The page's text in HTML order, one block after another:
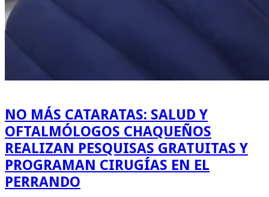
NO MÁS CATARATAS: SALUD Y
OFTALMÓLOGOS CHAQUEÑOS
REALIZAN PESQUISAS GRATUITAS Y
PROGRAMAN CIRUGÍAS EN EL
PERRANDO